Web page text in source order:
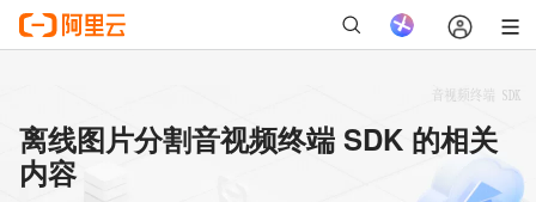
离线图片分割音视频终端 SDK 的相关
内容